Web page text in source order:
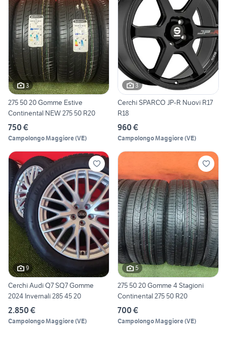
3
275 50 20 Gomme Estive
Continental NEW 275 50 R20
750 €
Campolongo Maggiore(VE)
3
Cerchi SPARCO JP-R Nuovi R17
R18
960 €
Campolongo Maggiore(VE)
9
Cerchi Audi Q7 SQ7 Gomme
2024 Invernali 285 45 20
2.850 €
Campolongo Maggiore(VE)
5
275 50 20 Gomme 4 Stagioni
Continental 275 50 R20
700 €
Campolongo Maggiore(VE)